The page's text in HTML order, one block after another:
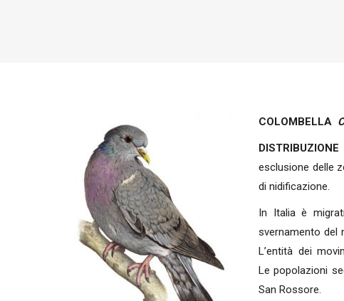
COLOMBELLA
DISTRIBUZIONE
esclusione delle
di nidificazione.
In Italia è
svernamento del
L’entità dei
Le popolazioni
San Rossore.